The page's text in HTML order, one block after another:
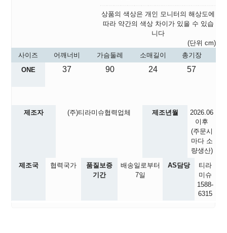
상품의 색상은 개인 모니터의 해상도에
따라 약간의 색상 차이가 있을 수 있습
니다
(단위 cm)
사이즈
어깨너비 가슴둘레 소매길이
총기장
ONE
37 90 24 57
제조자 (주)티라미슈협력업체 제조년월
2026.06
이후
(주문시
마다 소
량생산)
제조국
협력국가
품질보증
기간
배송일로부터
7일
AS담당
티라
미슈
1588-
6315